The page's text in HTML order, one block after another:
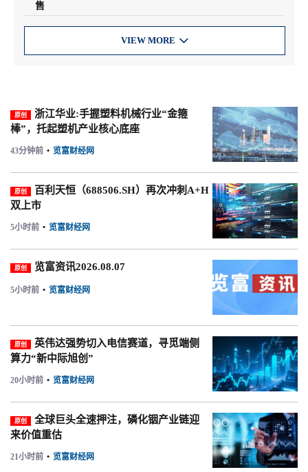
售
VIEW MORE 
原创
浙江华业:手握塑料机械行业“金箍
棒”，托起塑机产业核心底座
43分钟前 • 览富财经网
原创
百利天恒（688506.SH）再次冲刺A+H
双上市
5小时前 • 览富财经网
原创 览富资讯2026.08.07
5小时前 • 览富财经网
原创
英伟达强势切入电信赛道，寻觅端侧
算力“新中际旭创”
20小时前 • 览富财经网
原创
全球巨头全速押注，磷化铟产业链迎
来价值重估
21小时前 • 览富财经网